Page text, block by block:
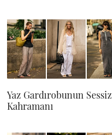
Yaz Gardırobunun Sessiz
Kahramanı